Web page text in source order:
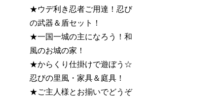
★ウデ利き忍者ご用達！忍び
の武器＆盾セット！
★一国一城の主になろう！和
風のお城の家！
★からくり仕掛けで遊ぼう☆
忍びの里風・家具＆庭具！
★ご主人様とお揃いでどうぞ